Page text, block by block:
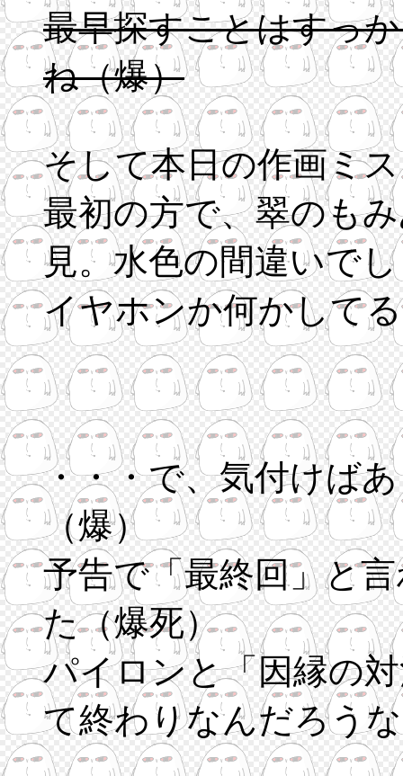
最早探すことはすっ
ね（爆）
そして本日の作画ミ
最初の方で、翠のも
見。水色の間違いで
イヤホンか何かして
・・・で、気付けば
（爆）
予告で「最終回」と
た（爆死）
パイロンと「因縁の
て終わりなんだろう